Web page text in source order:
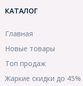
КАТАЛОГ
Главная
Новые товары
Топ продаж
Жаркие скидки до 45%